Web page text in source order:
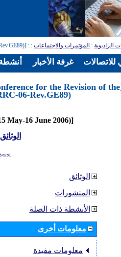
الراديوية: المؤتمرات والاجتماعات:
: [Regional Radiocommunication Conference for the Revision of the GE89 Agreement (RRC-06-Rev.GE89)]
for the Revision of the
06-Rev.GE89)]
[(Geneva, Switzerland, 15 May-16 June 2006)]
الوثائق
المنشورات
الأنشطة ذات الصلة
معلومات أخرى
معلومات مفيدة
غرفة الأخبار للاتصالات